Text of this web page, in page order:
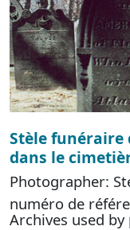
Stèle funéraire
dans le
Photographer:
numéro de
Archives used